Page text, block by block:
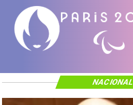
NACIONAL